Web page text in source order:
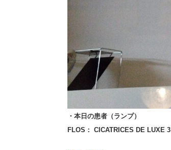
・本日の患者（ランプ）
FLOS： CICATRICES DE LUXE 3